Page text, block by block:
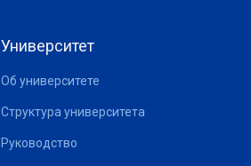
Университет
Об университете
Структура университета
Руководство